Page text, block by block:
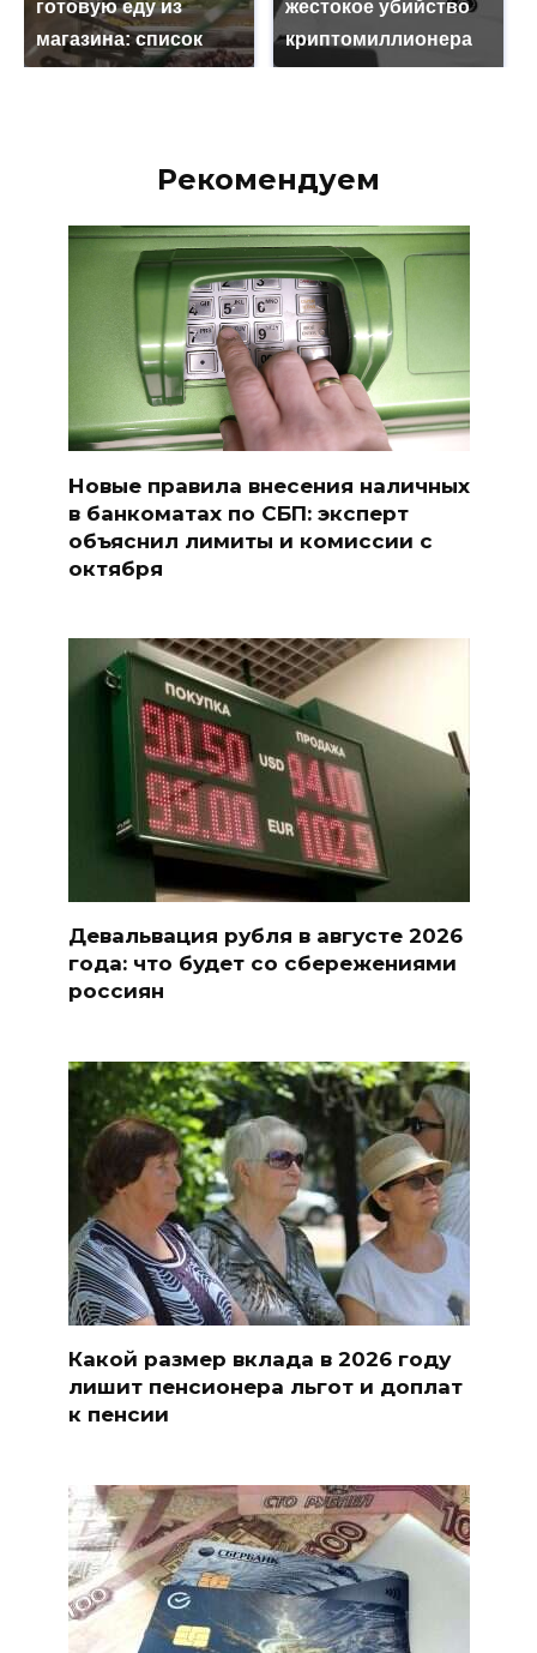
готовую еду из
магазина: список
жестокое убийство
криптомиллионера
Рекомендуем
Новые правила внесения наличных
в банкоматах по СБП: эксперт
объяснил лимиты и комиссии с
октября
Девальвация рубля в августе 2026
года: что будет со сбережениями
россиян
Какой размер вклада в 2026 году
лишит пенсионера льгот и доплат
к пенсии